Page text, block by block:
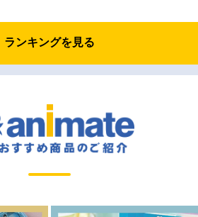
ランキングを見る